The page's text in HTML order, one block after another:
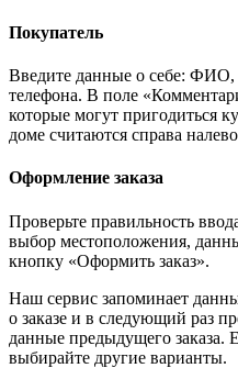
Покупатель
Введите данные о себе: ФИО,
телефона. В поле
которые могут пригодиться
доме считаются справа
Оформление заказа
Проверьте правильность
выбор местоположения,
кнопку «Оформить заказ».
Наш сервис запоминает
о заказе и в следующий раз
данные предыдущего заказа.
выбирайте другие варианты.